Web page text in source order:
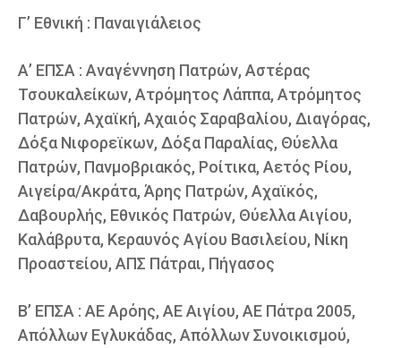
Γ’ Εθνική : Παναιγιάλειος
Α’ ΕΠΣΑ : Αναγέννηση Πατρών, Αστέρας
Τσουκαλείκων, Ατρόμητος Λάππα, Ατρόμητος
Πατρών, Αχαϊκή, Αχαιός Σαραβαλίου, Διαγόρας,
Δόξα Νιφορεϊκων, Δόξα Παραλίας, Θύελλα
Πατρών, Πανμοβριακός, Ροίτικα, Αετός Ρίου,
Αιγείρα/Ακράτα, Άρης Πατρών, Αχαϊκός,
Δαβουρλής, Εθνικός Πατρών, Θύελλα Αιγίου,
Καλάβρυτα, Κεραυνός Αγίου Βασιλείου, Νίκη
Προαστείου, ΑΠΣ Πάτραι, Πήγασος
Β’ ΕΠΣΑ : ΑΕ Αρόης, ΑΕ Αιγίου, ΑΕ Πάτρα 2005,
Απόλλων Εγλυκάδας, Απόλλων Συνοικισμού,